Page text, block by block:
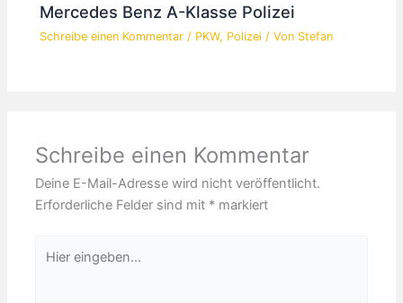
Mercedes Benz A-Klasse Polizei
Schreibe einen Kommentar / PKW, Polizei / Von Stefan
Schreibe einen Kommentar
Deine E-Mail-Adresse wird nicht veröffentlicht.
Erforderliche Felder sind mit * markiert
eingeben…